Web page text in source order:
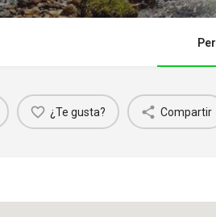
¿Te gusta? Compartir